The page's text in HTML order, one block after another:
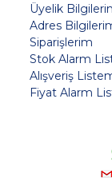
Üyelik
Adres
Siparişlerim
Stok Alarm
Alışveriş
Fiyat Alarm